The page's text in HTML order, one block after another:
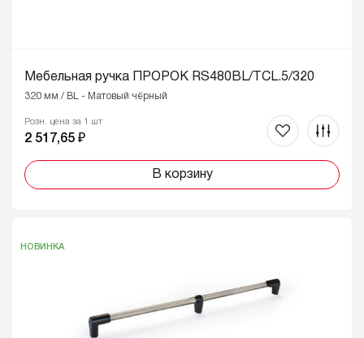
Мебельная ручка ПРОРОК RS480BL/TCL.5/320
320 мм / BL - Матовый чёрный
Розн. цена за 1 шт
2 517,65 ₽
В корзину
НОВИНКА